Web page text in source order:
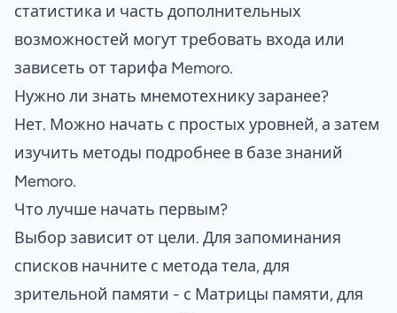
статистика и часть дополнительных
возможностей могут требовать входа или
зависеть от тарифа Memoro.
Нужно ли знать мнемотехнику заранее?
Нет. Можно начать с простых уровней, а затем
изучить методы подробнее в базе знаний
Memoro.
Что лучше начать первым?
Выбор зависит от цели. Для запоминания
списков начните с метода тела, для
зрительной памяти - с Матрицы памяти, для